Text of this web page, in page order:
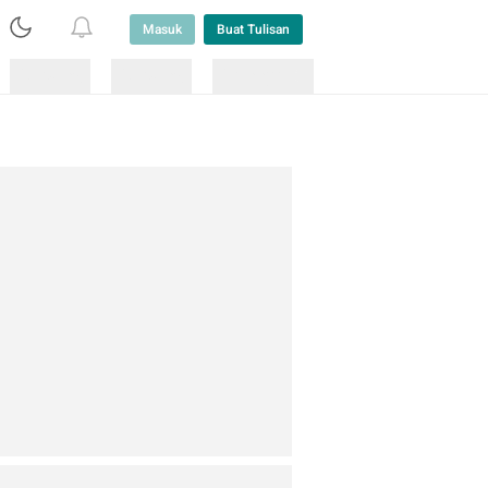
Masuk Buat Tulisan